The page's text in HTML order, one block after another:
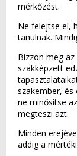
mérkőzést.
Ne felejtse el,
tanulnak.
Bízzon meg
szakképzett
szakember,
ne minősítse
megteszi azt.
Minden
addig a